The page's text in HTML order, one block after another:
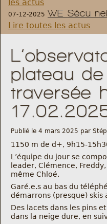
Règlement et statuts
Modalités d’inscriptions
Cartes découvertes
Comité Directeur
Frais kilométriques
Formation
Infos contact
Nous contacter
les actus
07-12-2025 WE Sécu
Lire toutes les actus
plateau
traversée
Publié le 4 mars 2025 par
1150 m de d+, 9h15-
L’équipe du jour se
leader, Clémence,
même Chloé.
Garé.e.s au bas du
démarrons (presque) skis
Des lacets dans les pins
dans la neige dure, en